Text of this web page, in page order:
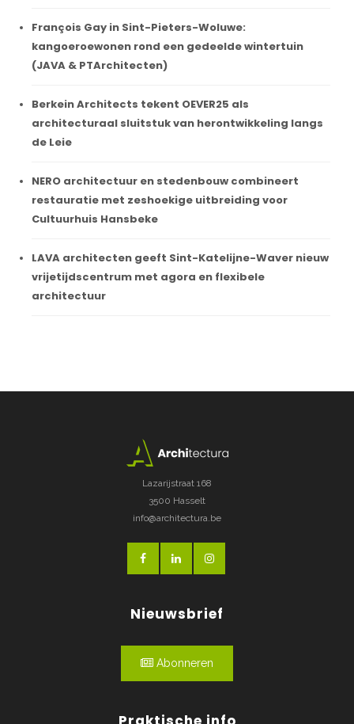
François Gay in Sint-Pieters-Woluwe:
kangoeroewonen rond een gedeelde wintertuin
(JAVA & PTArchitecten)
Berkein Architects tekent OEVER25 als
architecturaal sluitstuk van herontwikkeling langs
de Leie
NERO architectuur en stedenbouw combineert
restauratie met zeshoekige uitbreiding voor
Cultuurhuis Hansbeke
LAVA architecten geeft Sint-Katelijne-Waver nieuw
vrijetijdscentrum met agora en flexibele
architectuur
Lazarijstraat 168
3500 Hasselt
info@architectura.be
Nieuwsbrief
Abonneren